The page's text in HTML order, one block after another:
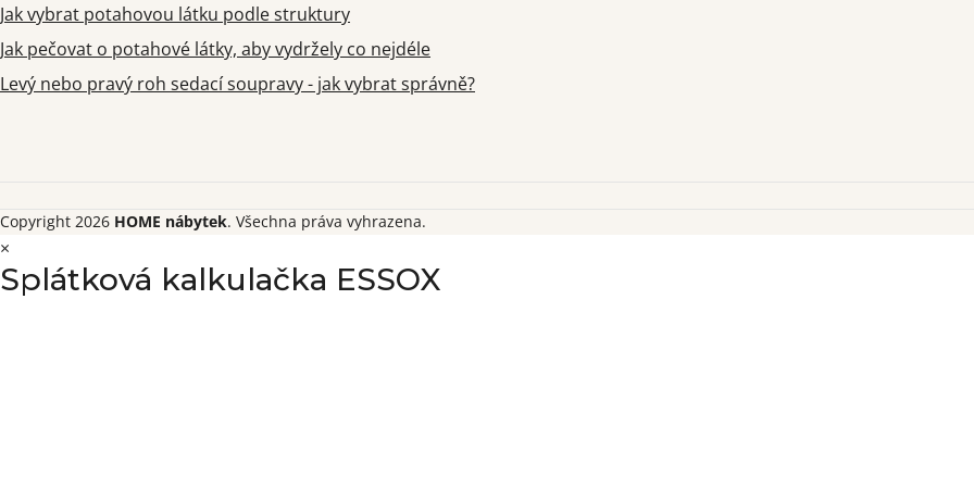
Jak vybrat potahovou látku podle struktury
Jak pečovat o potahové látky, aby vydržely co nejdéle
Levý nebo pravý roh sedací soupravy - jak vybrat správně?
Copyright 2026 HOME nábytek. Všechna práva vyhrazena.
×
Splátková kalkulačka ESSOX